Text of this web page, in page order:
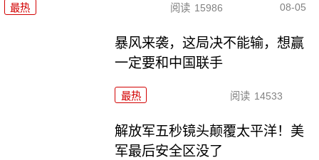
最热 阅读 15986 08-05
暴风来袭，这局决不能输，想赢
一定要和中国联手
最热 阅读 14533
解放军五秒镜头颠覆太平洋！美
军最后安全区没了